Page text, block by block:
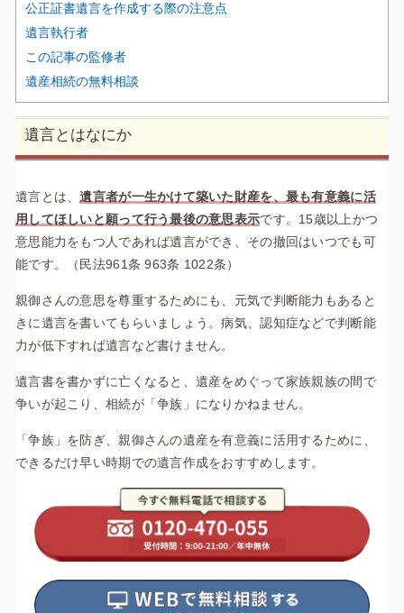
公正証書遺言を作成する際の注意点
遺言執行者
この記事の監修者
遺産相続の無料相談
遺言とはなにか
遺言とは、遺言者が一生かけて築いた財産を、最も有意義に活
用してほしいと願って行う最後の意思表示です。15歳以上かつ
意思能力をもつ人であれば遺言ができ、その撤回はいつでも可
能です。（民法961条 963条 1022条）
親御さんの意思を尊重するためにも、元気で判断能力もあると
きに遺言を書いてもらいましょう。病気、認知症などで判断能
力が低下すれば遺言など書けません。
遺言書を書かずに亡くなると、遺産をめぐって家族親族の間で
争いが起こり、相続が「争族」になりかねません。
「争族」を防ぎ、親御さんの遺産を有意義に活用するために、
できるだけ早い時期での遺言作成をおすすめします。